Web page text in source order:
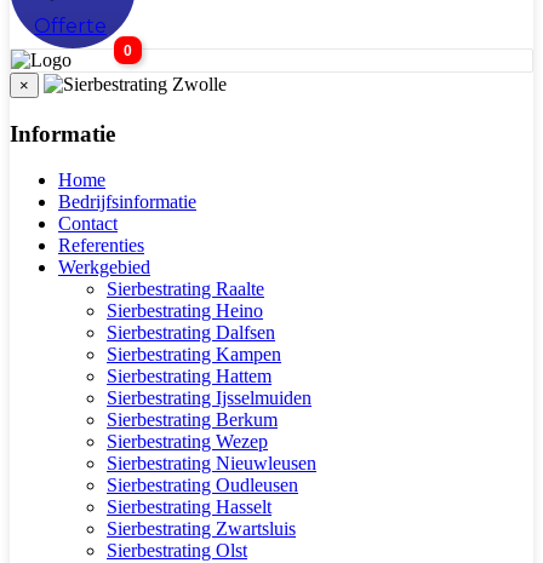
Offerte
0
×
Informatie
Home
Bedrijfsinformatie
Contact
Referenties
Werkgebied
Sierbestrating Raalte
Sierbestrating Heino
Sierbestrating Dalfsen
Sierbestrating Kampen
Sierbestrating Hattem
Sierbestrating Ijsselmuiden
Sierbestrating Berkum
Sierbestrating Wezep
Sierbestrating Nieuwleusen
Sierbestrating Oudleusen
Sierbestrating Hasselt
Sierbestrating Zwartsluis
Sierbestrating Olst